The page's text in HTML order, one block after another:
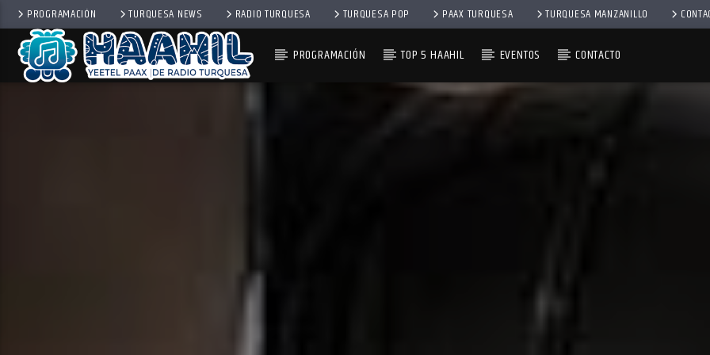
PROGRAMACIÓN TURQUESA NEWS RADIO TURQUESA TURQUESA POP PAAX TURQUESA TURQUESA MANZANILLO
PROGRAMACIÓN TOP 5 HAAHIL EVENTOS CONTACTO
COMPLACENCIAS EXPRESS